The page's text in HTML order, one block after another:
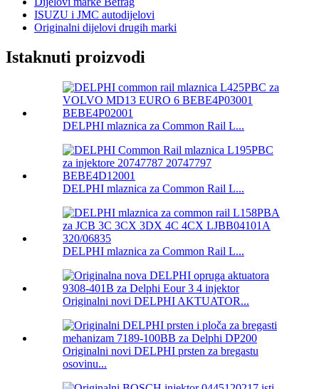
ISUZU i JMC autodijelovi
Originalni dijelovi drugih marki
Istaknuti proizvodi
DELPHI mlaznica za Common Rail L...
DELPHI mlaznica za Common Rail L...
DELPHI mlaznica za Common Rail L...
Originalni novi DELPHI AKTUATOR...
Originalni novi DELPHI prsten za bregastu
osovinu...